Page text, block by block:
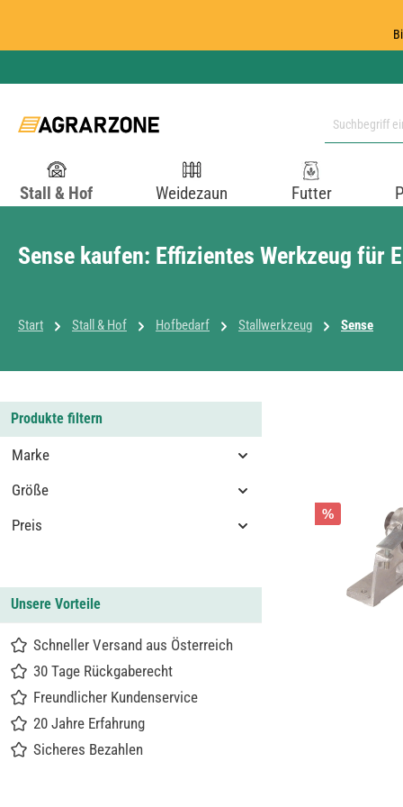
Stall & Hof Weidezaun Futter
Sense kaufen: Effizientes Werkzeug für
Start Stall & Hof Hofbedarf Stallwerkzeug Sense
Produkte filtern
Marke
Größe
Preis
Unsere Vorteile
Schneller Versand aus Österreich
30 Tage Rückgaberecht
Freundlicher Kundenservice
20 Jahre Erfahrung
Sicheres Bezahlen
%